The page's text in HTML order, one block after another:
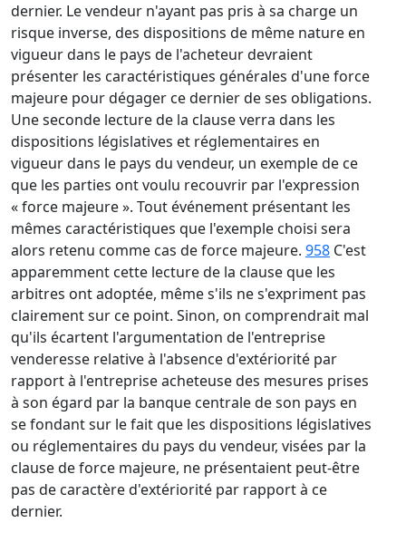
dernier. Le vendeur n'ayant pas pris à sa charge un
risque inverse, des dispositions de même nature en
vigueur dans le pays de l'acheteur devraient
présenter les caractéristiques générales d'une force
majeure pour dégager ce dernier de ses obligations.
Une seconde lecture de la clause verra dans les
dispositions législatives et réglementaires en
vigueur dans le pays du vendeur, un exemple de ce
que les parties ont voulu recouvrir par l'expression
« force majeure ». Tout événement présentant les
mêmes caractéristiques que l'exemple choisi sera
alors retenu comme cas de force majeure. 958 C'est
apparemment cette lecture de la clause que les
arbitres ont adoptée, même s'ils ne s'expriment pas
clairement sur ce point. Sinon, on comprendrait mal
qu'ils écartent l'argumentation de l'entreprise
venderesse relative à l'absence d'extériorité par
rapport à l'entreprise acheteuse des mesures prises
à son égard par la banque centrale de son pays en
se fondant sur le fait que les dispositions législatives
ou réglementaires du pays du vendeur, visées par la
clause de force majeure, ne présentaient peut-être
pas de caractère d'extériorité par rapport à ce
dernier.